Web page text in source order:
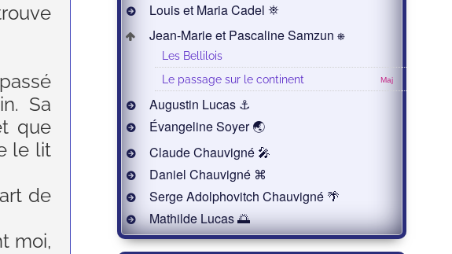
Sa
que
le lit
de
moi,
Louis et Maria Cadel ⛯
Jean-Marie et Pascaline Samzun ⎈
Les Bellilois
Maj
Le passage sur le continent
Augustin Lucas ⚓
Évangeline Soyer 🌏
Claude Chauvigné 🎤
Daniel Chauvigné ⌘
Serge Adolphovitch Chauvigné 🌴
Mathilde Lucas 🌅